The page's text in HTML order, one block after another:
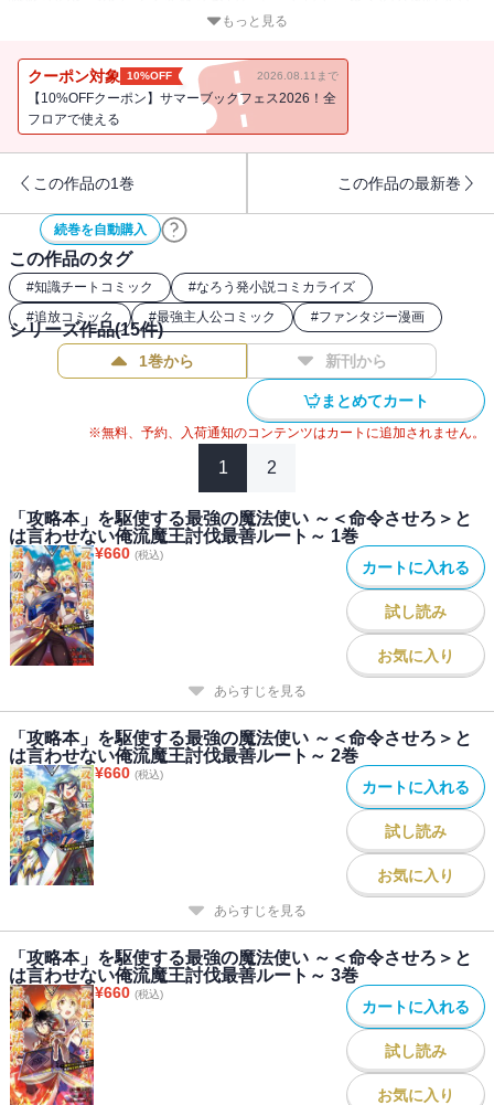
うマグナスの名声は、勇者すらも超えて日に日に高まっていき
相手取ることに!? 攻略本知識で無双する痛快ファンタジー、第２
もっと見る
クーポン対象 10%OFF 2026.08.11まで
【10%OFFクーポン】サマーブックフェス2026！全
フロアで使える
この作品の1巻 この作品の最新巻
続巻を自動購入
この作品のタグ
#知識チートコミック #なろう発小説コミカライズ
#追放コミック #最強主人公コミック #ファンタジー漫画
シリーズ作品(15件)
1巻から 新刊から
まとめてカート
※無料、予約、入荷通知のコンテンツはカートに追加されません。
1 2
「攻略本」を駆使する最強の魔法使い ～＜命令させろ＞と
は言わせない俺流魔王討伐最善ルート～ 1巻
¥660 (税込)
カートに入れる
試し読み
お気に入り
あらすじを見る
「攻略本」を駆使する最強の魔法使い ～＜命令させろ＞と
は言わせない俺流魔王討伐最善ルート～ 2巻
¥660 (税込)
カートに入れる
試し読み
お気に入り
あらすじを見る
「攻略本」を駆使する最強の魔法使い ～＜命令させろ＞と
は言わせない俺流魔王討伐最善ルート～ 3巻
¥660 (税込)
カートに入れる
試し読み
お気に入り